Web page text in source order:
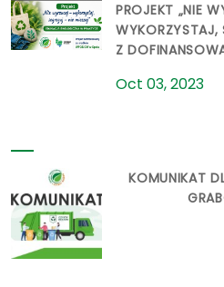
PROJEKT „NIE
WYKORZYSTAJ,
Z
Oct 03, 2023
KOMUNIKAT